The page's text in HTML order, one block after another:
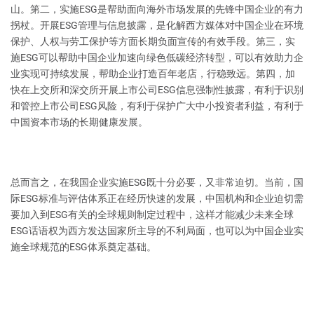
山。第二，实施ESG是帮助面向海外市场发展的先锋中国企业的有力
拐杖。开展ESG管理与信息披露，是化解西方媒体对中国企业在环境
保护、人权与劳工保护等方面长期负面宣传的有效手段。第三，实
施ESG可以帮助中国企业加速向绿色低碳经济转型，可以有效助力企
业实现可持续发展，帮助企业打造百年老店，行稳致远。第四，加
快在上交所和深交所开展上市公司ESG信息强制性披露，有利于识别
和管控上市公司ESG风险，有利于保护广大中小投资者利益，有利于
中国资本市场的长期健康发展。
总而言之，在我国企业实施ESG既十分必要，又非常迫切。当前，国
际ESG标准与评估体系正在经历快速的发展，中国机构和企业迫切需
要加入到ESG有关的全球规则制定过程中，这样才能减少未来全球
ESG话语权为西方发达国家所主导的不利局面，也可以为中国企业实
施全球规范的ESG体系奠定基础。